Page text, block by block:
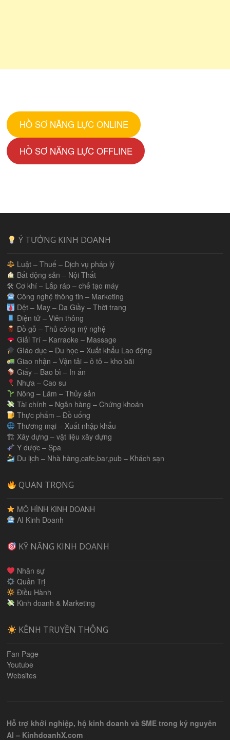
HỒ SƠ NĂNG LỰC ONLINE
HỒ SƠ NĂNG LỰC OFFLINE
Ý TƯỞNG KINH DOANH
Luật – Thuế – Dịch vụ pháp lý
Bất động sản – Nội Thất
🛠 Cơ khí – Lắp ráp – chế tạo máy
Công nghệ thông tin – Marketing
Dệt – May – Da Giầy – Thời trang
Điện tử – Viễn thông
Đồ gỗ – Thủ công mỹ nghệ
Giải Trí – Karraoke – Massage
GIáo dục – Du học – Xuất khẩu Lao động
Giao nhận – Vận tải – ô tô – kho bãi
Giấy – Bao bì – In ấn
Nhựa – Cao su
Nông – Lâm – Thủy sản
Tài chính – Ngân hàng – Chứng khoán
Thực phẩm – Đồ uống
Thương mại – Xuất nhập khẩu
🏗 Xây dựng – vật liệu xây dựng
Y dược – Spa
Du lịch – Nhà hàng,cafe,bar,pub – Khách sạn
QUAN TRỌNG
MÔ HÌNH KINH DOANH
AI Kinh Doanh
KỸ NĂNG KINH DOANH
Nhân sự
Quản Trị
Điều Hành
Kinh doanh & Marketing
KÊNH TRUYỀN THÔNG
Fan Page
Youtube
Websites
Hỗ trợ khởi nghiệp, hộ kinh doanh và SME trong kỷ nguyên
AI – KinhdoanhX.com